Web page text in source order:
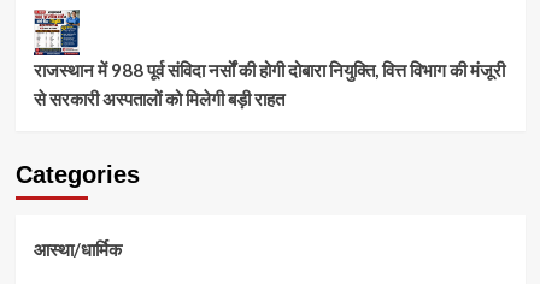
राजस्थान में 988 पूर्व संविदा नर्सों की होगी दोबारा नियुक्ति, वित्त विभाग की मंजूरी
से सरकारी अस्पतालों को मिलेगी बड़ी राहत
Categories
आस्था/धार्मिक